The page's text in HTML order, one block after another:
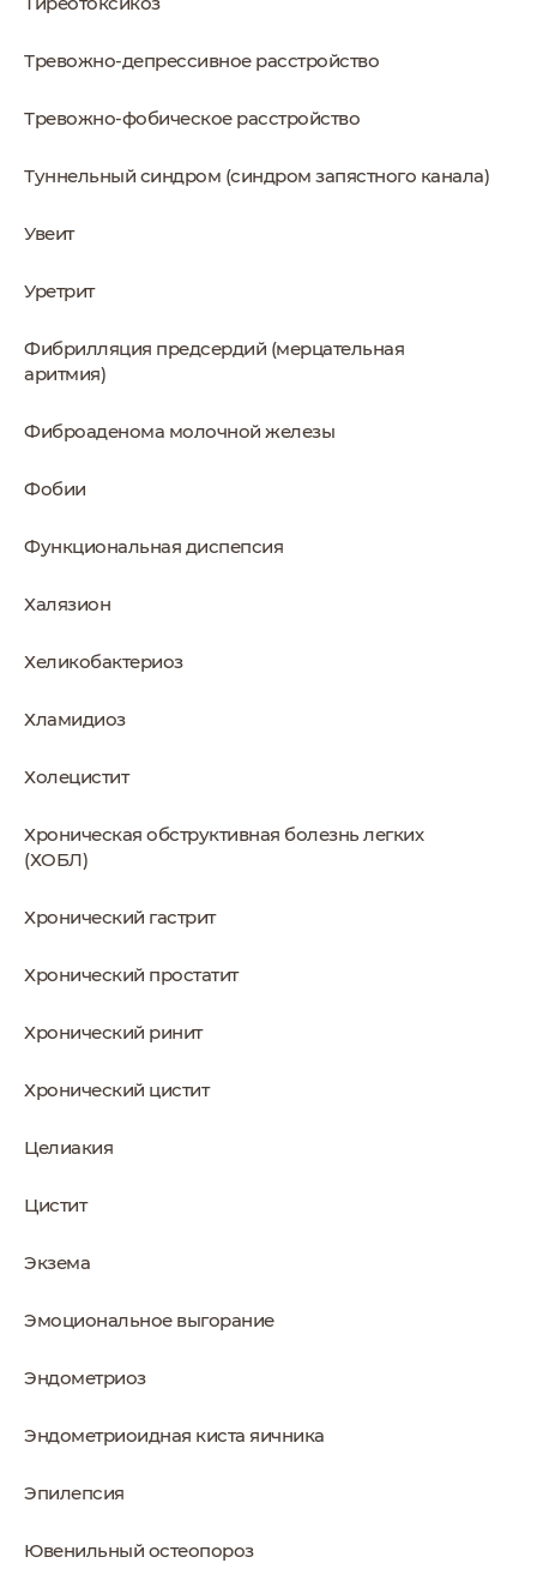
Тревожно-депрессивное расстройство
Тревожно-фобическое расстройство
Туннельный синдром (синдром запястного канала)
Увеит
Уретрит
Фибрилляция предсердий (мерцательная
аритмия)
Фиброаденома молочной железы
Фобии
Функциональная диспепсия
Халязион
Хеликобактериоз
Хламидиоз
Холецистит
Хроническая обструктивная болезнь легких
(ХОБЛ)
Хронический гастрит
Хронический простатит
Хронический ринит
Хронический цистит
Целиакия
Цистит
Экзема
Эмоциональное выгорание
Эндометриоз
Эндометриоидная киста яичника
Эпилепсия
Ювенильный остеопороз